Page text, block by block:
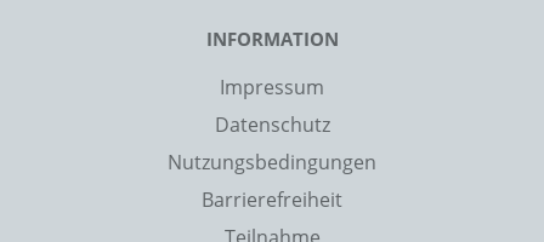
INFORMATION
Impressum
Datenschutz
Nutzungsbedingungen
Barrierefreiheit